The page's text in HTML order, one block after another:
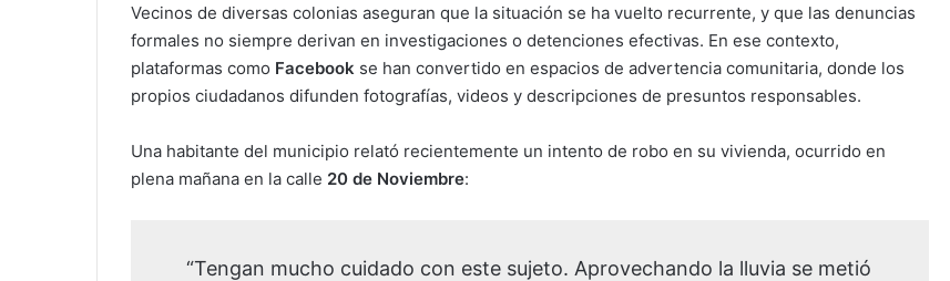
Vecinos de diversas colonias aseguran que la situación se ha vuelto recurrente, y que las denuncias
formales no siempre derivan en investigaciones o detenciones efectivas. En ese contexto,
plataformas como Facebook se han convertido en espacios de advertencia comunitaria, donde los
propios ciudadanos difunden fotografías, videos y descripciones de presuntos responsables.
Una habitante del municipio relató recientemente un intento de robo en su vivienda, ocurrido en
plena mañana en la calle 20 de Noviembre:
“Tengan mucho cuidado con este sujeto. Aprovechando la lluvia se metió